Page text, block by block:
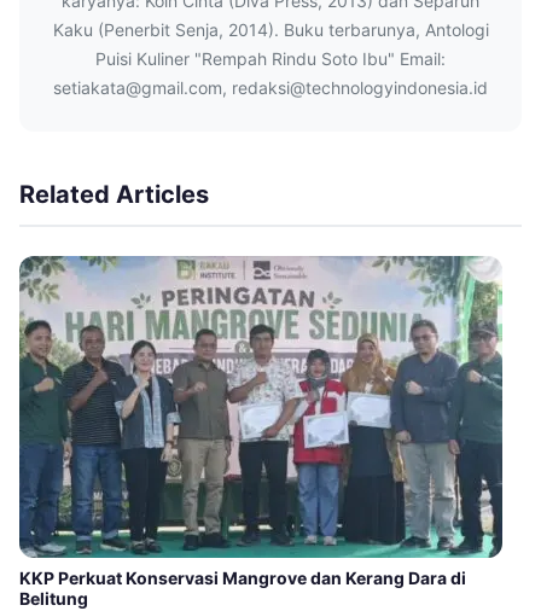
Kaku (Penerbit Senja, 2014). Buku terbarunya, Antologi
Puisi Kuliner "Rempah Rindu Soto Ibu" Email:
setiakata@gmail.com, redaksi@technologyindonesia.id
Related Articles
KKP Perkuat Konservasi Mangrove dan Kerang Dara di
Belitung